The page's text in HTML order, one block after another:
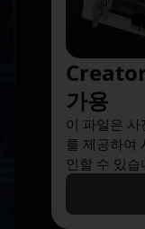
가용
이 파일은
를 제공하여
인할 수 있습